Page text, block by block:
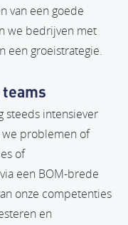
van een goede
we bedrijven met
een groeistrategie.
steeds intensiever
we problemen of
of
een BOM-brede
onze competenties
en